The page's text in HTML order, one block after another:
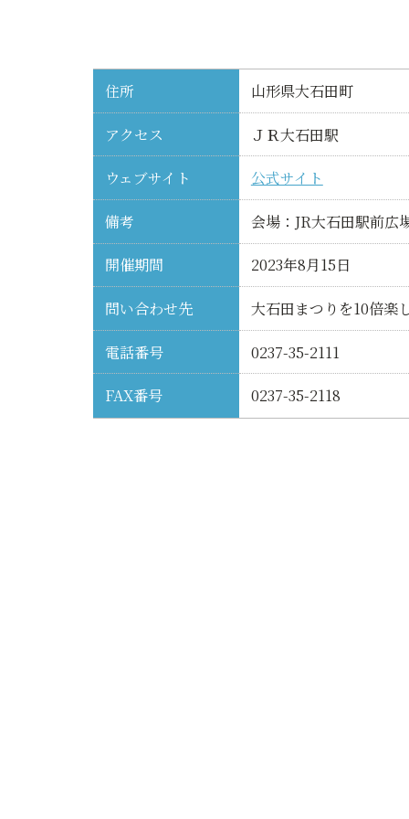
住所 山形県大石田町
アクセス ＪＲ大石田駅
ウェブサイト 公式サイト
備考 会場：JR大石田駅前広
開催期間 2023年8月15日
問い合わせ先 大石田まつりを10倍楽
電話番号 0237-35-2111
FAX番号 0237-35-2118